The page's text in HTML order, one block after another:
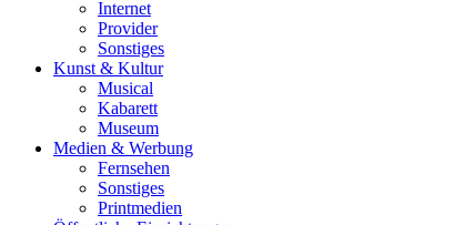
Internet
Provider
Sonstiges
Kunst & Kultur
Musical
Kabarett
Museum
Medien & Werbung
Fernsehen
Sonstiges
Printmedien